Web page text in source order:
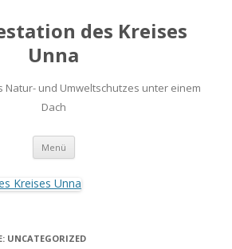
des Kreises
Unna
Natur- und Umweltschutzes unter einem
Dach
Menü Zum
springen
UNCATEGORIZED